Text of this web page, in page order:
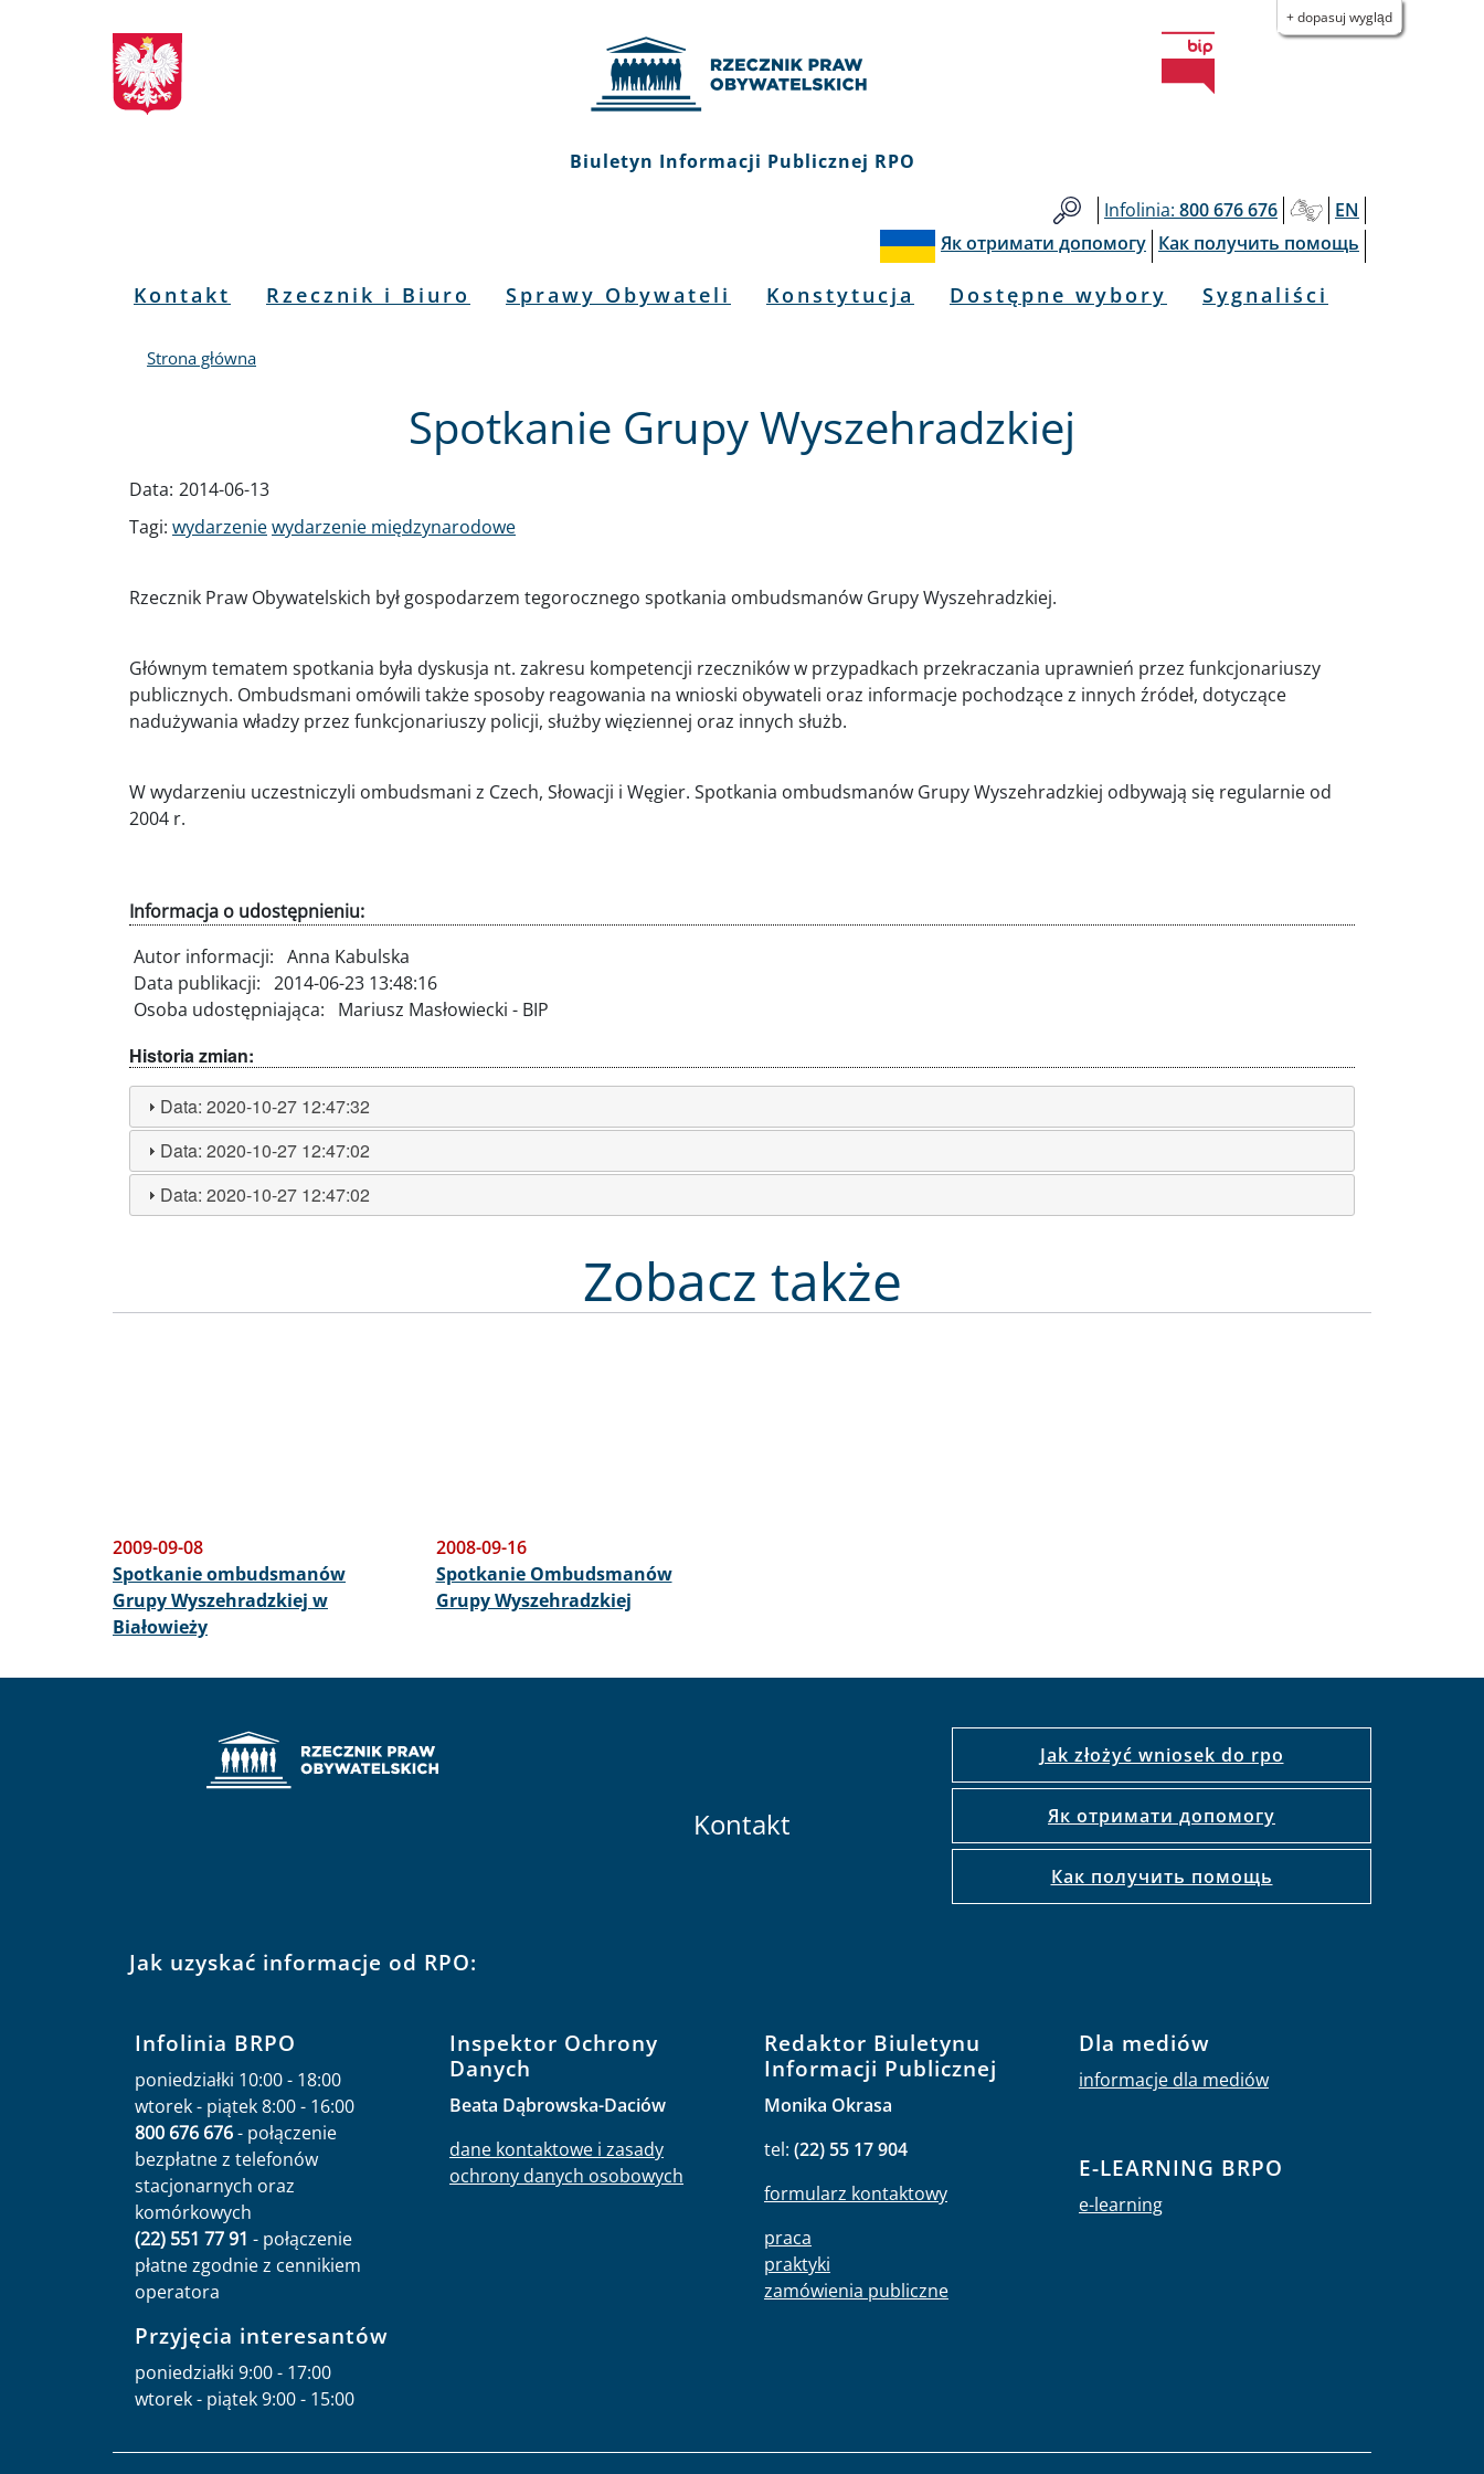
Biuletyn
Informacji
Publicznej
+ dopasuj wygląd
Biuletyn Informacji Publicznej RPO
Infolinia: 800 676 676
EN
Як отримати допомогу Как получить помощь
Menu
Kontakt Rzecznik i Biuro Sprawy Obywateli Konstytucja Dostępne wybory Sygnaliści
Strona główna
Spotkanie Grupy Wyszehradzkiej
Data: 2014-06-13
Tagi: wydarzeniewydarzenie międzynarodowe
Rzecznik Praw Obywatelskich był gospodarzem tegorocznego spotkania ombudsmanów Grupy Wyszehradzkiej.
Głównym tematem spotkania była dyskusja nt. zakresu kompetencji rzeczników w przypadkach przekraczania uprawnień przez funkcjonariuszy
publicznych. Ombudsmani omówili także sposoby reagowania na wnioski obywateli oraz informacje pochodzące z innych źródeł, dotyczące
nadużywania władzy przez funkcjonariuszy policji, służby więziennej oraz innych służb.
W wydarzeniu uczestniczyli ombudsmani z Czech, Słowacji i Węgier. Spotkania ombudsmanów Grupy Wyszehradzkiej odbywają się regularnie od
2004 r.
Informacja o udostępnieniu:
Autor informacji: Anna Kabulska
Data publikacji: 2014-06-23 13:48:16
Osoba udostępniająca:
Mariusz Masłowiecki - BIP
Historia zmian:
Data:2020-10-27 12:47:32
Data:2020-10-27 12:47:02
Data:2020-10-27 12:47:02
Zobacz także
2009-09-08
Spotkanie ombudsmanów
Grupy Wyszehradzkiej w
Białowieży
2008-09-16
Spotkanie Ombudsmanów
Grupy Wyszehradzkiej
Kontakt
Jak złożyć wniosek do rpo
Як отримати допомогу
Как получить помощь
Jak uzyskać informacje od RPO:
Infolinia BRPO
poniedziałki 10:00 - 18:00
wtorek - piątek 8:00 - 16:00
800 676 676- połączenie
bezpłatne z telefonów
stacjonarnych oraz
komórkowych
(22) 551 77 91 - połączenie
płatne zgodnie z cennikiem
operatora
Przyjęcia interesantów
poniedziałki 9:00 - 17:00
wtorek - piątek 9:00 - 15:00
Inspektor Ochrony
Danych
Beata Dąbrowska-Daciów
dane kontaktowe i zasady
ochrony danych osobowych
Redaktor Biuletynu
Informacji Publicznej
Monika Okrasa
tel: (22) 55 17 904
formularz kontaktowy
praca
praktyki
zamówienia publiczne
Dla mediów
informacje dla mediów
E-LEARNING BRPO
e-learning